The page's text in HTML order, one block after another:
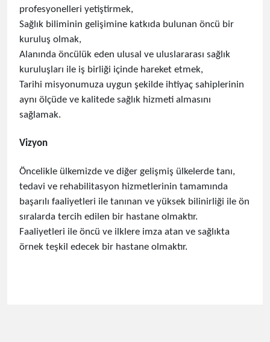
profesyonelleri yetiştirmek,
Sağlık biliminin gelişimine katkıda bulunan öncü bir
kuruluş olmak,
Alanında öncülük eden ulusal ve uluslar​arası sağlık
kuruluşları ile iş birliği içinde hareket etmek,
Tarihi misyonumuza uygun şekilde ihtiyaç sahiplerinin
aynı ölçüde ve kalitede sağlık hizmeti almasını
sağlamak.
Vizyon
Öncelikle ülkemizde ve diğer gelişmiş ülkelerde tanı,
tedavi ve rehabilitasyon hizmetlerinin tamamında
başarılı faaliyetleri ile tanınan ve yüksek bilinirliği ile ön
sıralarda tercih edilen bir hastane olmaktır.
Faaliyetleri ile öncü ve ilklere imza atan ve sağlıkta
örnek teşkil edecek bir hastane olmaktır.